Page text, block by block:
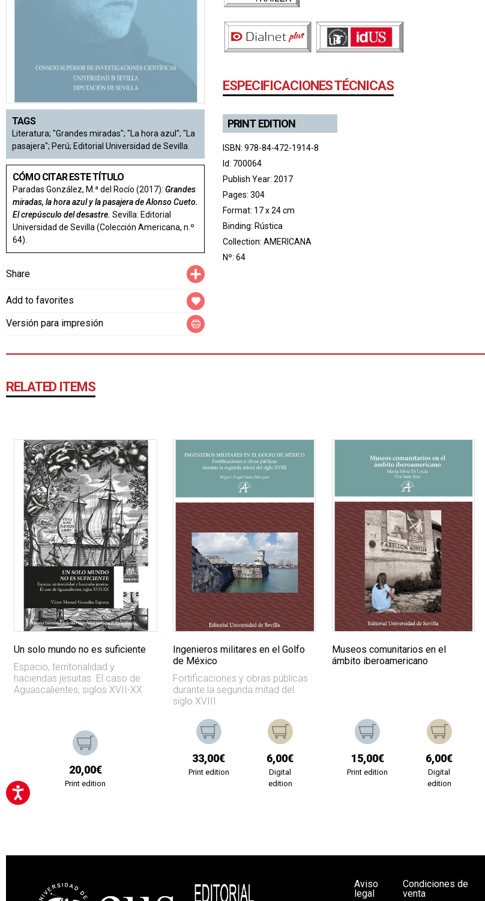
TAGS
Literatura; "Grandes miradas"; "La hora azul"; "La
pasajera"; Perú; Editorial Universidad de Sevilla.
CÓMO CITAR ESTE TÍTULO
Paradas González, M.ª del Rocío (2017): Grandes
miradas, la hora azul y la pasajera de Alonso Cueto.
El crepúsculo del desastre. Sevilla: Editorial
Universidad de Sevilla (Colección Americana, n.º
64).
Share
Add to favorites
Versión para impresión
ESPECIFICACIONES TÉCNICAS
PRINT EDITION
ISBN: 978-84-472-1914-8
Id: 700064
Publish Year: 2017
Pages: 304
Format: 17 x 24 cm
Binding: Rústica
Collection: AMERICANA
Nº: 64
RELATED ITEMS
Un solo mundo no es suficiente
Espacio, territorialidad y
haciendas jesuitas. El caso de
Aguascalientes, siglos XVII-XX
20,00€
Print edition
Ingenieros militares en el Golfo
de México
Fortificaciones y obras públicas
durante la segunda mitad del
siglo XVIII
33,00€
Print edition
6,00€
Digital
edition
Museos comunitarios en el
ámbito iberoamericano
15,00€
Print edition
6,00€
Digital
edition
Aviso
legal
Condiciones de
venta